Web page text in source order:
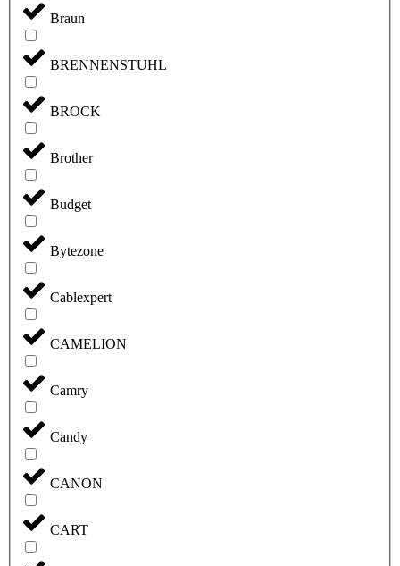
Braun
BRENNENSTUHL
BROCK
Brother
Budget
Bytezone
Cablexpert
CAMELION
Camry
Candy
CANON
CART